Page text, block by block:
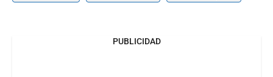
PUBLICIDAD